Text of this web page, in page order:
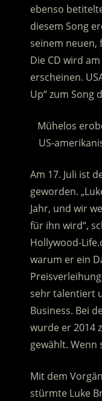
ebenso
diesem Song
seinem neuen,
Die CD wird
erscheinen.
Up“ zum Song
Mühelos
US-
Am 17. Juli ist
geworden.
Jahr, und wir
für ihn wird“,
Hollywood-
warum er ein
sehr talentiert
Business. Bei
wurde er 2014
gewählt. Wenn
Mit dem
stürmte Luke